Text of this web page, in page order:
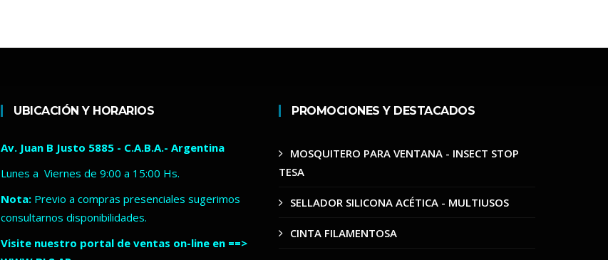
UBICACIÓN Y HORARIOS
Av. Juan B Justo 5885 - C.A.B.A.- Argentina
Lunes a Viernes de 9:00 a 15:00 Hs.
Nota: Previo a compras presenciales sugerimos
consultarnos disponibilidades.
Visite nuestro portal de ventas on-line en ==>
PROMOCIONES Y DESTACADOS
MOSQUITERO PARA VENTANA - INSECT STOP
TESA
SELLADOR SILICONA ACÉTICA - MULTIUSOS
CINTA FILAMENTOSA